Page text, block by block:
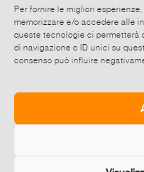
Per fornire le migliori
memorizzare e/o accedere alle
queste tecnologie ci permetterà
di navigazione o ID unici su
consenso può influire
monografia disponibile in
Luca Massimo Barbero
dele opere esposte. KROMYA Art Gallery Lugano rimarrà
aperta al pubblico nei
venerdì ore 13.00-18.00,
29 maggio, 9 e 19 giugno
227000,
informazioni: